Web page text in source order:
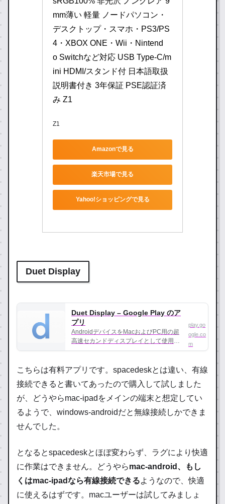
mm薄い 軽量 ノードパソコン・
デスクトップ・スマホ・PS3/PS
4・XBOX ONE・Wii・Nintend
o Switchなど対応 USB Type-C/m
ini HDMI/スタンド付 日本語取扱
説明書付き 3年保証 PSE認証済
み Z1
Z1
Amazonで見る
楽天市場で見る
Yahoo!ショッピングで見る
Duet Display
Duet Display – Google Play のア
プリ
AndroidデバイスをMacおよびPC用の超
高速セカンドディスプレイとして使用す
る
play.go
ogle.co
m
こちらは有料アプリです。spacedeskとは違い、有線
接続できると書いてあったので購入して試しました
が、どうやらmac-ipadをメインの端末と想定してい
るようで、windows-androidだと無線接続しかできま
せんでした。
となるとspacedeskとほぼ変わらず、ラグにより快適
に作業はできません。どうやらmac-android、もし
くはmac-ipadなら有線接続できるようなので、快適
に使えるはずです。macユーザーは試してみましょ